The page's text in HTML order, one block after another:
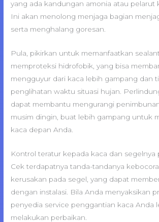
yang ada kandungan amonia atau pelarut
Ini akan menolong menjaga bagian
serta menghalang goresan.
Pula, pikirkan untuk memanfaatkan
memproteksi hidrofobik, yang bisa
mengguyur dari kaca lebih gampang dan
penglihatan waktu situasi hujan.
dapat membantu mengurangi
musim dingin, buat lebih gampang untuk
kaca depan Anda.
Kontrol teratur kepada kaca dan segelnya
Cek terdapatnya tanda-tandanya
kerusakan pada segel, yang dapat
dengan instalasi. Bila Anda menyaksikan
penyedia service penggantian kaca Anda
melakukan perbaikan.